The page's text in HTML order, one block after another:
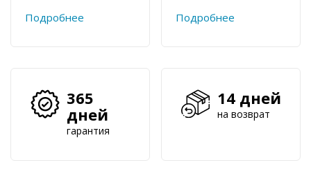
Подробнее
Подробнее
365
дней
гарантия
14 дней
на возврат